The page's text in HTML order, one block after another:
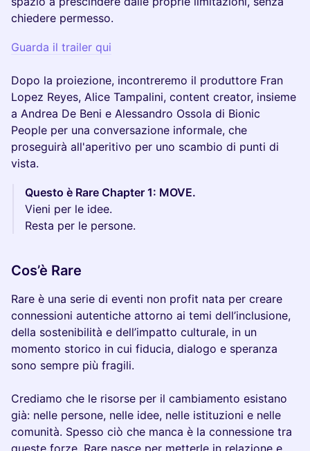
chiedere permesso.
Guarda il trailer qui
Dopo la proiezione, incontreremo il produttore Fran
Lopez Reyes, Alice Tampalini, content creator, insieme
a Andrea De Beni e Alessandro Ossola di Bionic
People per una conversazione informale, che
proseguirà all'aperitivo per uno scambio di punti di
vista.
Questo è Rare Chapter 1: MOVE.
Vieni per le idee.
Resta per le persone.
Cos’è Rare
Rare è una serie di eventi non profit nata per creare
connessioni autentiche attorno ai temi dell’inclusione,
della sostenibilità e dell’impatto culturale, in un
momento storico in cui fiducia, dialogo e speranza
sono sempre più fragili.
Crediamo che le risorse per il cambiamento esistano
già: nelle persone, nelle idee, nelle istituzioni e nelle
comunità. Spesso ciò che manca è la connessione tra
queste forze. Rare nasce per metterle in relazione e